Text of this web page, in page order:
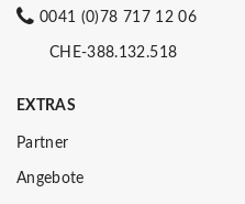
0041 (0)78 717 12 06
CHE-388.132.518
EXTRAS
Partner
Angebote